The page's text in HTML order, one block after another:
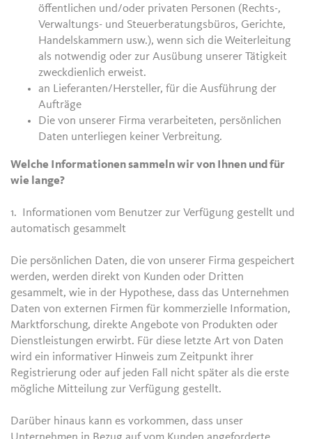
öffentlichen und/oder privaten Personen (Rechts-,
Verwaltungs- und Steuerberatungsbüros, Gerichte,
Handelskammern usw.), wenn sich die Weiterleitung
als notwendig oder zur Ausübung unserer Tätigkeit
zweckdienlich erweist.
an Lieferanten/Hersteller, für die Ausführung der
Aufträge
Die von unserer Firma verarbeiteten, persönlichen
Daten unterliegen keiner Verbreitung.
Welche Informationen sammeln wir von Ihnen und für
wie lange?
1. Informationen vom Benutzer zur Verfügung gestellt und
automatisch gesammelt
Die persönlichen Daten, die von unserer Firma gespeichert
werden, werden direkt von Kunden oder Dritten
gesammelt, wie in der Hypothese, dass das Unternehmen
Daten von externen Firmen für kommerzielle Information,
Marktforschung, direkte Angebote von Produkten oder
Dienstleistungen erwirbt. Für diese letzte Art von Daten
wird ein informativer Hinweis zum Zeitpunkt ihrer
Registrierung oder auf jeden Fall nicht später als die erste
mögliche Mitteilung zur Verfügung gestellt.
Darüber hinaus kann es vorkommen, dass unser